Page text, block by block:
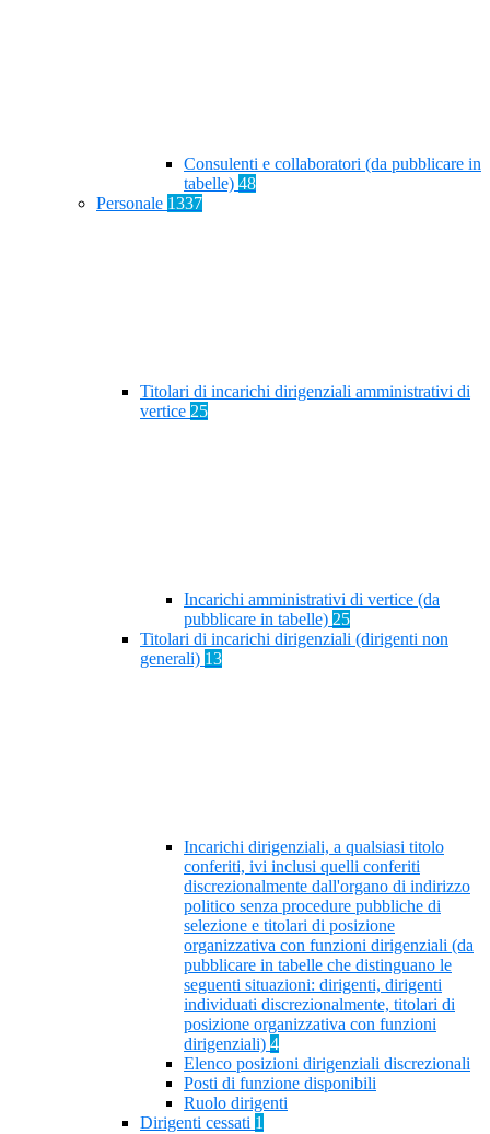
Consulenti e collaboratori (da pubblicare in
tabelle) 48
Personale 1337
Titolari di incarichi dirigenziali amministrativi di
vertice 25
Incarichi amministrativi di vertice (da
pubblicare in tabelle) 25
Titolari di incarichi dirigenziali (dirigenti non
generali) 13
Incarichi dirigenziali, a qualsiasi titolo
conferiti, ivi inclusi quelli conferiti
discrezionalmente dall'organo di indirizzo
politico senza procedure pubbliche di
selezione e titolari di posizione
organizzativa con funzioni dirigenziali (da
pubblicare in tabelle che distinguano le
seguenti situazioni: dirigenti, dirigenti
individuati discrezionalmente, titolari di
posizione organizzativa con funzioni
dirigenziali) 4
Elenco posizioni dirigenziali discrezionali
Posti di funzione disponibili
Ruolo dirigenti
Dirigenti cessati 1